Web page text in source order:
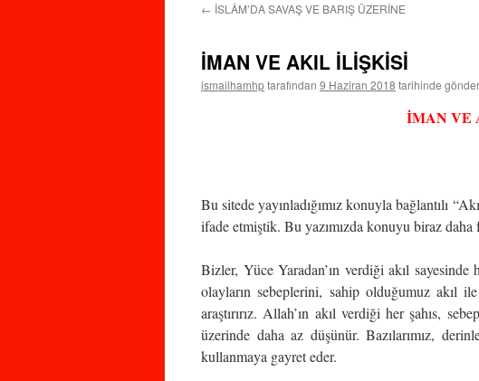
← İSLÂM’DA SAVAŞ VE BARIŞ ÜZERİNE
İMAN VE AKIL İLİŞKİSİ
ismailhamhptarafından 9 Haziran 2018 tarihinde
İMAN VE
Bu sitede yayınladığımız konuyla bağlantılı
ifade etmiştik. Bu yazımızda konuyu biraz daha
Bizler, Yüce Yaradan’ın verdiği akıl sayesinde
olayların sebeplerini, sahip olduğumuz akıl
araştırırız. Allah’ın akıl verdiği her şahıs,
üzerinde daha az düşünür. Bazılarımız,
kullanmaya gayret eder.